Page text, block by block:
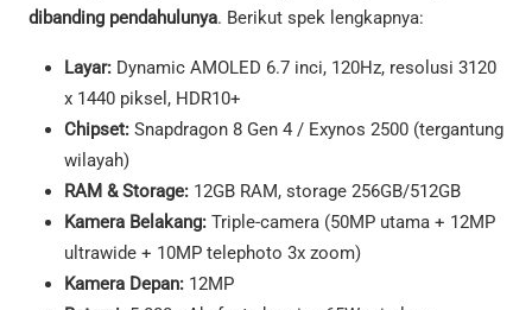
dibanding pendahulunya. Berikut spek lengkapnya:
Layar: Dynamic AMOLED 6.7 inci, 120Hz, resolusi 3120
x 1440 piksel, HDR10+
Chipset: Snapdragon 8 Gen 4 / Exynos 2500 (tergantung
wilayah)
RAM & Storage: 12GB RAM, storage 256GB/512GB
Kamera Belakang: Triple-camera (50MP utama + 12MP
ultrawide + 10MP telephoto 3x zoom)
Kamera Depan: 12MP